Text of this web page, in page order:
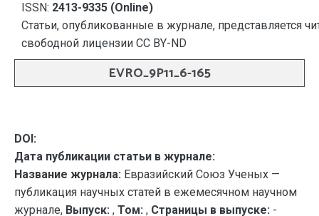
ISSN: 2413-9335 (Online)
Статьи, опубликованные в журнале, представляется
свободной лицензии CC BY-ND
EVRO_9P11_6-165
DOI:
Дата публикации статьи в журнале:
Название журнала: Евразийский Союз Ученых —
публикация научных статей в ежемесячном научном
журнале, Выпуск: , Том: , Страницы в выпуске: -